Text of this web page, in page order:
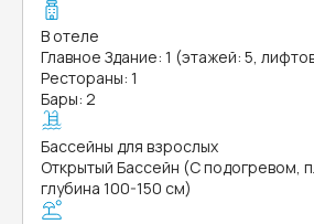
В отеле
Главное Здание: 1 (этажей: 5,
Рестораны: 1
Бары: 2
Бассейны для взрослых
Открытый Бассейн (С подогревом,
глубина 100-150 см)